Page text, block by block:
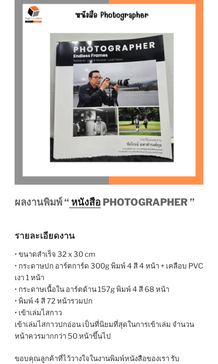
ผลงานพิมพ์ “ หนังสือ PHOTOGRAPHER ”
รายละเอียดงาน
• ขนาดสำเร็จ 32 x 30 cm
• กระดาษปก อาร์ตการ์ด 300g พิมพ์ 4 สี 4 หน้า + เคลือบ PVC
เงา 1 หน้า
• กระดาษเนื้อใน อาร์ตด้าน 157g พิมพ์ 4 สี 68 หน้า
• พิมพ์ 4 สี 72 หน้ารวมปก
• เข้าเล่มไสกาว
เข้าเล่มไสกาวปกอ่อน เป็นที่นิยมที่สุดในการเข้าเล่ม จำนวน
หน้าควรมากกว่า 50 หน้าขึ้นไป
ขอบคุณลูกค้าที่ไว้วางใจในงานพิมพ์หนังสือของเรา รับ